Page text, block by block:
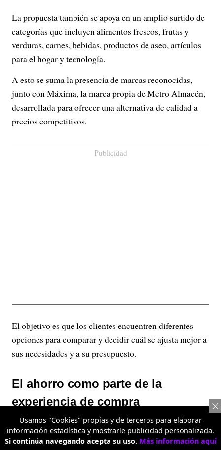
La propuesta también se apoya en un amplio surtido de
categorías que incluyen alimentos frescos, frutas y
verduras, carnes, bebidas, productos de aseo, artículos
para el hogar y tecnología.
A esto se suma la presencia de marcas reconocidas,
junto con Máxima, la marca propia de Metro Almacén,
desarrollada para ofrecer una alternativa de calidad a
precios competitivos.
Publicidad
El objetivo es que los clientes encuentren diferentes
opciones para comparar y decidir cuál se ajusta mejor a
sus necesidades y a su presupuesto.
El ahorro como parte de la
experiencia de compra
Más allá de ofrecer precios competitivos, Metro
Almacén busca que el ahorro haga parte de la
Usamos "Cookies" propias y de terceros para elaborar
información estadística y mostrarle publicidad personalizada.
Si continúa navegando acepta su uso. Más información aquí